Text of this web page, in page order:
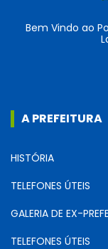
Bem Vindo ao
A PREFEITURA
HISTÓRIA
TELEFONES ÚTEIS
GALERIA DE EX-
TELEFONES ÚTEIS